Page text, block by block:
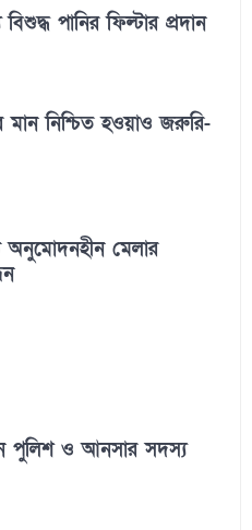
পানির ফিল্টার প্রদান
নিশ্চিত হওয়াও জরুরি-
অনুমোদনহীন মেলার
পুলিশ ও আনসার সদস্য